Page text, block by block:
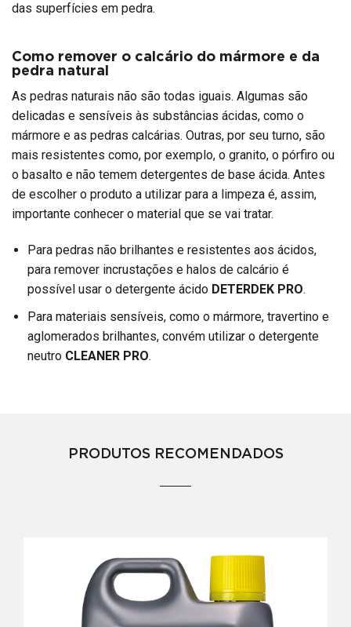
das superfícies em pedra.
Como remover o calcário do mármore e da
pedra natural
As pedras naturais não são todas iguais. Algumas são
delicadas e sensíveis às substâncias ácidas, como o
mármore e as pedras calcárias. Outras, por seu turno, são
mais resistentes como, por exemplo, o granito, o pórfiro ou
o basalto e não temem detergentes de base ácida. Antes
de escolher o produto a utilizar para a limpeza é, assim,
importante conhecer o material que se vai tratar.
Para pedras não brilhantes e resistentes aos ácidos,
para remover incrustações e halos de calcário é
possível usar o detergente ácido DETERDEK PRO.
Para materiais sensíveis, como o mármore, travertino e
aglomerados brilhantes, convém utilizar o detergente
neutro CLEANER PRO.
PRODUTOS RECOMENDADOS